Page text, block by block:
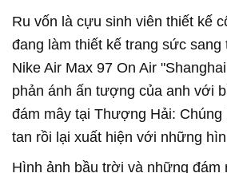
Ru vốn là cựu sinh viên thiết kế
đang làm thiết kế trang sức sang
Nike Air Max 97 On Air
phản ánh ấn tượng của anh với
đám mây tại Thượng Hải: Chúng
tan rồi lại xuất hiện với những
Hình ảnh bầu trời và những đám